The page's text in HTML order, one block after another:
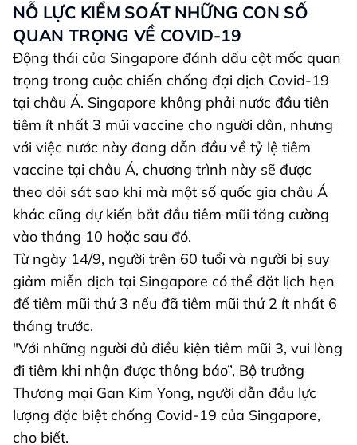
NỖ LỰC KIỂM SOÁT NHỮNG CON SỐ
QUAN TRỌNG VỀ COVID-19
Động thái của Singapore đánh dấu cột mốc quan
trọng trong cuộc chiến chống đại dịch Covid-19
tại châu Á. Singapore không phải nước đầu tiên
tiêm ít nhất 3 mũi vaccine cho người dân, nhưng
với việc nước này đang dẫn đầu về tỷ lệ tiêm
vaccine tại châu Á, chương trình này sẽ được
theo dõi sát sao khi mà một số quốc gia châu Á
khác cũng dự kiến bắt đầu tiêm mũi tăng cường
vào tháng 10 hoặc sau đó.
Từ ngày 14/9, người trên 60 tuổi và người bị suy
giảm miễn dịch tại Singapore có thể đặt lịch hẹn
để tiêm mũi thứ 3 nếu đã tiêm mũi thứ 2 ít nhất 6
tháng trước.
"Với những người đủ điều kiện tiêm mũi 3, vui lòng
đi tiêm khi nhận được thông báo”, Bộ trưởng
Thương mại Gan Kim Yong, người dẫn đầu lực
lượng đặc biệt chống Covid-19 của Singapore,
cho biết.